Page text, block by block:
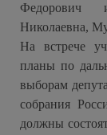
Федорович и
Николаевна,
На встрече
планы по
выборам
собрания
должны